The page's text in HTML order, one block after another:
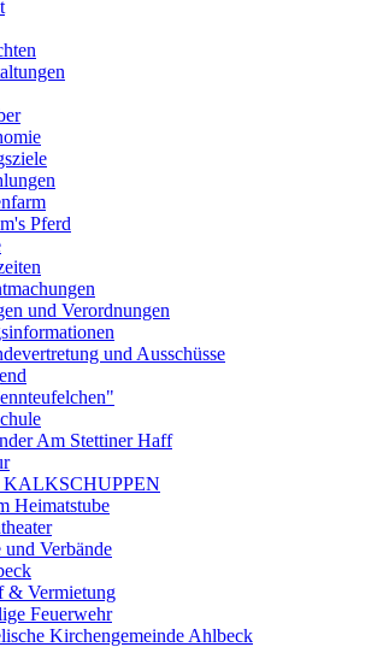
Pferd
und Verordnungen
und Ausschüsse
Am Stettiner Haff
KALKSCHUPPEN
Heimatstube
und Verbände
& Vermietung
Feuerwehr
Kirchengemeinde Ahlbeck